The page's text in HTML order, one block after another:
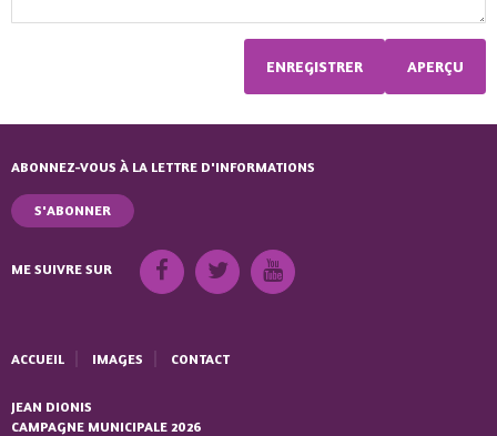
ABONNEZ-VOUS À LA LETTRE D'INFORMATIONS
S'ABONNER
ME SUIVRE SUR
ACCUEIL IMAGES CONTACT
JEAN DIONIS
CAMPAGNE MUNICIPALE 2026